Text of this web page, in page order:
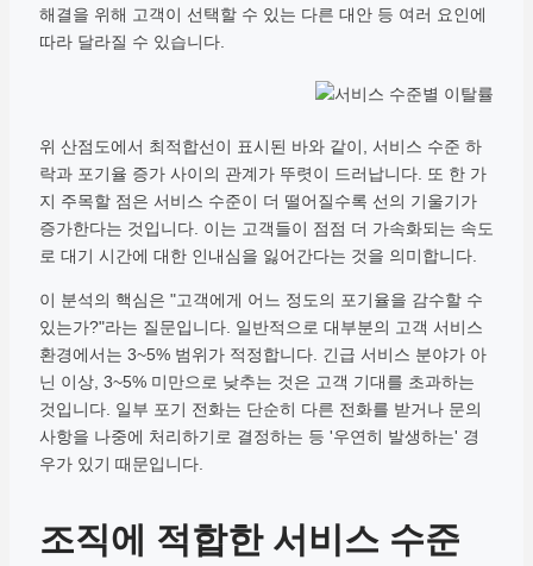
해결을 위해 고객이 선택할 수 있는 다른 대안 등 여러 요인에
따라 달라질 수 있습니다.
위 산점도에서 최적합선이 표시된 바와 같이, 서비스 수준 하
락과 포기율 증가 사이의 관계가 뚜렷이 드러납니다. 또 한 가
지 주목할 점은 서비스 수준이 더 떨어질수록 선의 기울기가
증가한다는 것입니다. 이는 고객들이 점점 더 가속화되는 속도
로 대기 시간에 대한 인내심을 잃어간다는 것을 의미합니다.
이 분석의 핵심은 "고객에게 어느 정도의 포기율을 감수할 수
있는가?"라는 질문입니다. 일반적으로 대부분의 고객 서비스
환경에서는 3~5% 범위가 적정합니다. 긴급 서비스 분야가 아
닌 이상, 3~5% 미만으로 낮추는 것은 고객 기대를 초과하는
것입니다. 일부 포기 전화는 단순히 다른 전화를 받거나 문의
사항을 나중에 처리하기로 결정하는 등 '우연히 발생하는' 경
우가 있기 때문입니다.
조직에 적합한 서비스 수준